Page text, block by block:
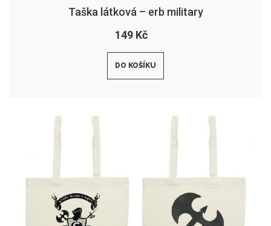
Taška látková – erb military
149 Kč
DO KOŠÍKU